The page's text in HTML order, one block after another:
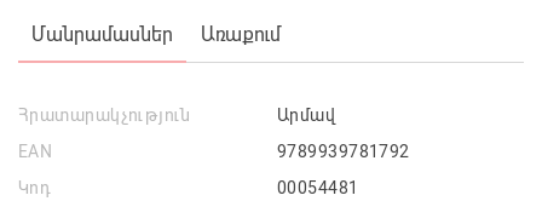
Մանրամասներ Առաքում
Հրատարակչություն
Արմավ
EAN
9789939781792
Կոդ
00054481